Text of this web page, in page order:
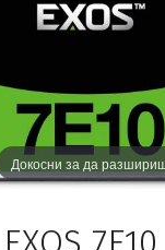
Докосни за да